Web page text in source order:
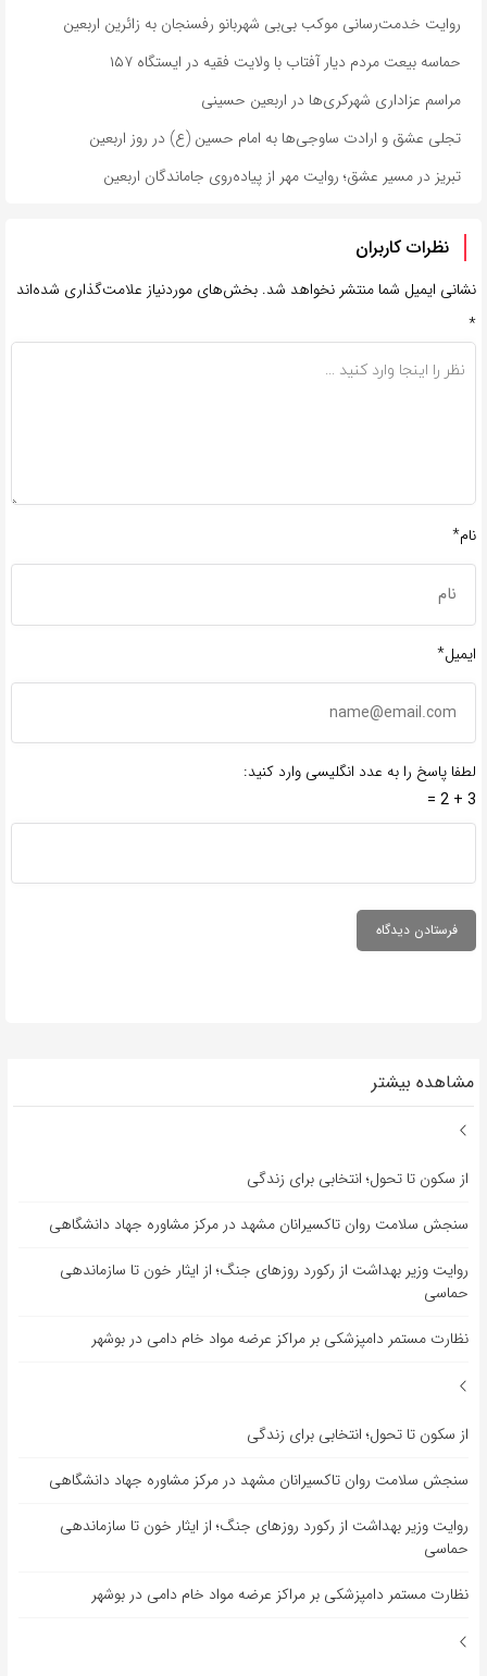
روایت خدمت‌رسانی موکب بی‌بی شهربانو رفسنجان به زائرین اربعین
حماسه بیعت مردم دیار آفتاب با ولایت فقیه در ایستگاه ۱۵۷
مراسم عزاداری شهرکری‌ها در اربعین حسینی
تجلی عشق و ارادت ساوجی‌ها به امام حسین (ع) در روز اربعین
تبریز در مسیر عشق؛ روایت مهر از پیاده‌روی جاماندگان اربعین
نظرات کاربران
نشانی ایمیل شما منتشر نخواهد شد. بخش‌های موردنیاز علامت‌گذاری شده‌اند
*
نام*
ایمیل*
لطفا پاسخ را به عدد انگلیسی وارد کنید:
3 + 2 =
مشاهده بیشتر
از سکون تا تحول؛ انتخابی برای زندگی
سنجش سلامت روان تاکسیرانان مشهد در مرکز مشاوره جهاد دانشگاهی
روایت وزیر بهداشت از رکورد روزهای جنگ؛ از ایثار خون تا سازماندهی
حماسی
نظارت مستمر دامپزشکی بر مراکز عرضه مواد خام دامی در بوشهر
از سکون تا تحول؛ انتخابی برای زندگی
سنجش سلامت روان تاکسیرانان مشهد در مرکز مشاوره جهاد دانشگاهی
روایت وزیر بهداشت از رکورد روزهای جنگ؛ از ایثار خون تا سازماندهی
حماسی
نظارت مستمر دامپزشکی بر مراکز عرضه مواد خام دامی در بوشهر